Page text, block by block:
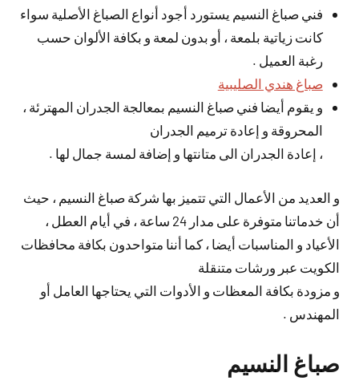
فني صباغ النسيم يستورد أجود أنواع الصباغ الأصلية سواء
كانت زياتية بلمعة ، أو بدون لمعة و بكافة الألوان حسب
رغبة العميل .
صباغ هندي الصليبية
و يقوم أيضا فني صباغ النسيم بمعالجة الجدران المهترئة ،
المحروقة و إعادة ترميم الجدران
، إعادة الجدران الى متانتها و إضافة لمسة جمال لها .
و العديد من الأعمال التي تتميز بها شركة صباغ النسيم ، حيث
أن خدماتنا متوفرة على مدار 24 ساعة ، في أيام العطل ،
الأعياد و المناسبات أيضا ، كما أننا متواحدون بكافة محافظات
الكويت عبر ورشات متنقلة
و مزودة بكافة المعظات و الأدوات التي يحتاجها العامل أو
المهندس .
صباغ النسيم